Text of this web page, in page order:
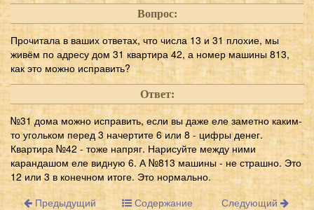
Вопрос:
Прочитала в ваших ответах, что числа 13 и 31 плохие, мы
живём по адресу дом 31 квартира 42, а номер машины 813,
как это можно исправить?
Ответ:
№31 дома можно исправить, если вы даже еле заметно каким-
то угольком перед 3 начертите 6 или 8 - цифры денег.
Квартира №42 - тоже напряг. Нарисуйте между ними
карандашом еле видную 6. А №813 машины - не страшно. Это
12 или 3 в конечном итоге. Это нормально.
Предыдущий
Содержание Следующий